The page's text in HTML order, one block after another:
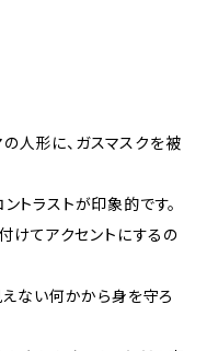
人形に、ガスマスクを被
トラストが印象的です。
けてアクセントにするの
えない何かから身を守ろ